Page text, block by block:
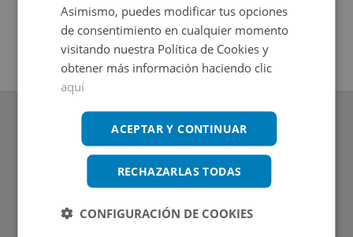
www.altamirainmuebles.com
Edificio Skylight
Tel.: 914 842 874
Asimismo, puedes modificar tus opciones
de consentimiento en cualquier momento
visitando nuestra Política de Cookies y
obtener más información haciendo clic
aquí
ACEPTAR Y CONTINUAR
RECHAZARLAS TODAS
CONFIGURACIÓN DE COOKIES